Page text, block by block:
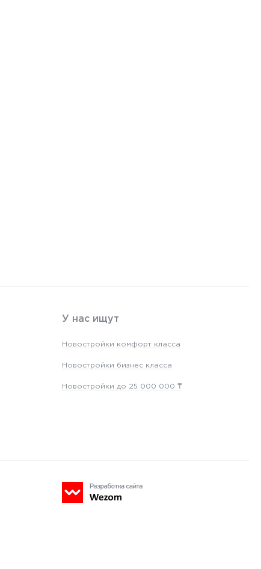
У нас ищут
Новостройки комфорт класса
Новостройки бизнес класса
Новостройки до 25 000 000 ₸